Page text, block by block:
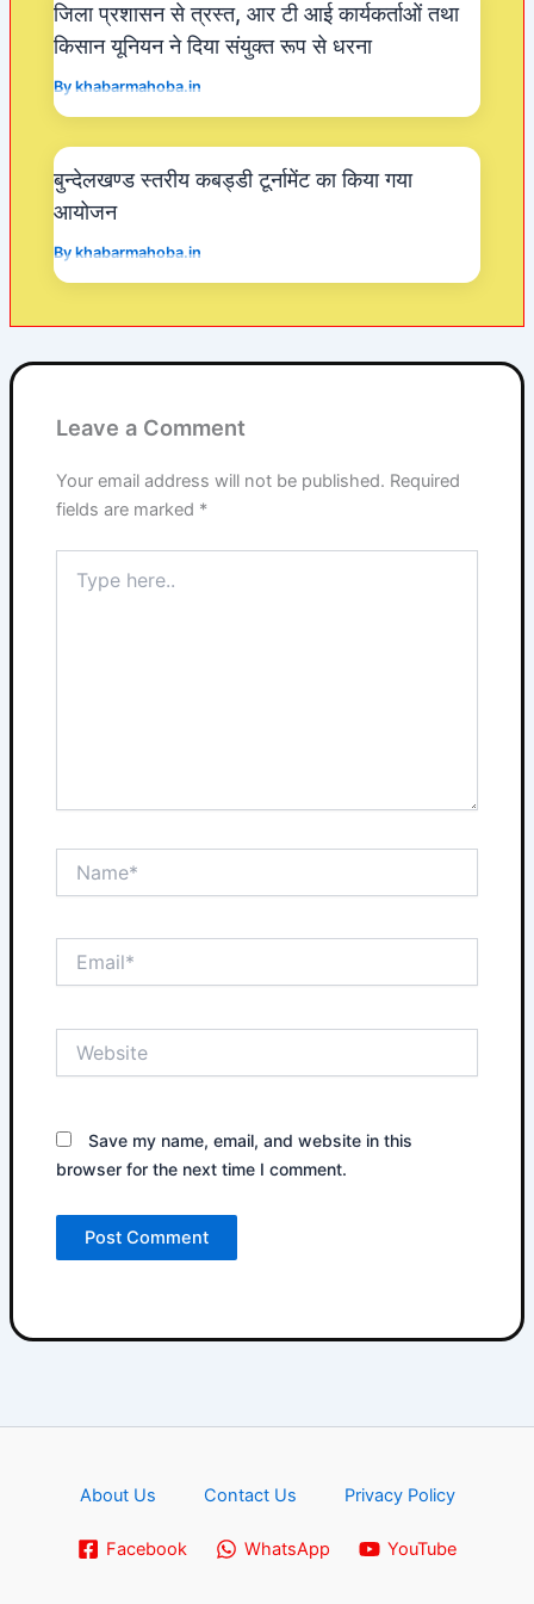
जिला प्रशासन से त्रस्त, आर टी आई कार्यकर्ताओं तथा
किसान यूनियन ने दिया संयुक्त रूप से धरना
Bykhabarmahoba.in
बुन्देलखण्ड स्तरीय कबड्डी टूर्नामेंट का किया गया
आयोजन
Bykhabarmahoba.in
Leave a Comment
Your email address will not be published. Required
fields are marked *
here..
Save my name, email, and website in this
browser for the next time I comment.
About Us Contact Us Privacy Policy
Facebook WhatsApp YouTube